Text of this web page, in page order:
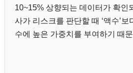
10~15% 상향되는 데이터가 확인
사가 리스크를 판단할 때 ‘액수’보
수에 높은 가중치를 부여하기 때